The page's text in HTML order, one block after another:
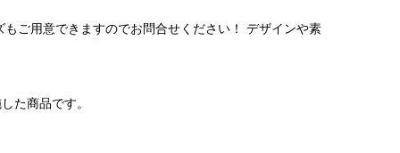
ご用意できますのでお問合せください！ デザインや素
た商品です。